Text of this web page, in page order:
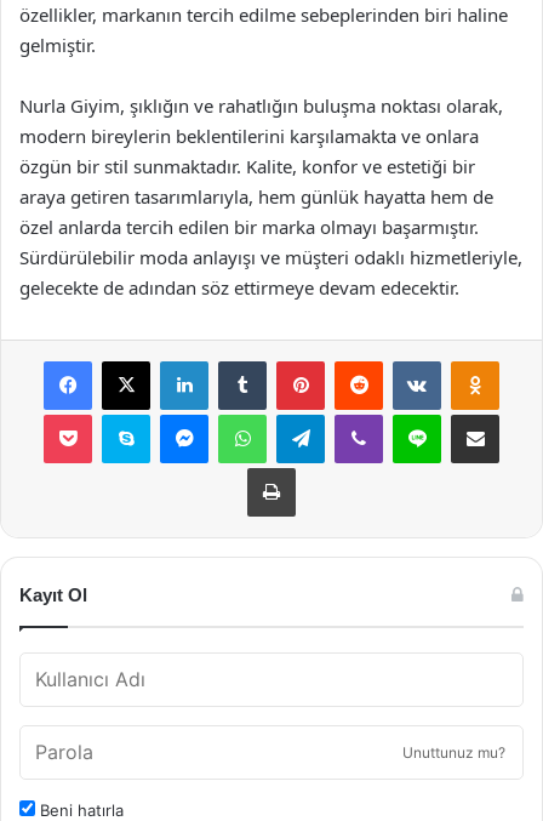
özellikler, markanın tercih edilme sebeplerinden biri haline
gelmiştir.
Nurla Giyim, şıklığın ve rahatlığın buluşma noktası olarak,
modern bireylerin beklentilerini karşılamakta ve onlara
özgün bir stil sunmaktadır. Kalite, konfor ve estetiği bir
araya getiren tasarımlarıyla, hem günlük hayatta hem de
özel anlarda tercih edilen bir marka olmayı başarmıştır.
Sürdürülebilir moda anlayışı ve müşteri odaklı hizmetleriyle,
gelecekte de adından söz ettirmeye devam edecektir.
Facebook
X LinkedInTumblr PinterestReddit VKontakte
Pocket Skype MessengerWhatsAppTelegramViber Line E-Posta ile
Yazdır
Kayıt Ol
Unuttunuz mu?
Beni hatırla